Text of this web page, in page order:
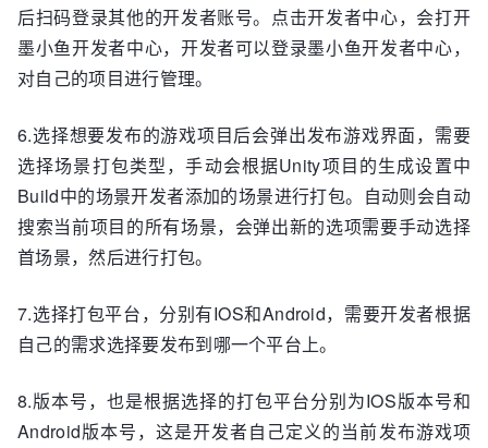
后扫码登录其他的开发者账号。点击开发者中心，会打开
墨小鱼开发者中心，开发者可以登录墨小鱼开发者中心，
对自己的项目进行管理。
6.选择想要发布的游戏项目后会弹出发布游戏界面，需要
选择场景打包类型，手动会根据Unity项目的生成设置中
Build中的场景开发者添加的场景进行打包。自动则会自动
搜索当前项目的所有场景，会弹出新的选项需要手动选择
首场景，然后进行打包。
7.选择打包平台，分别有IOS和Android，需要开发者根据
自己的需求选择要发布到哪一个平台上。
8.版本号，也是根据选择的打包平台分别为IOS版本号和
Android版本号，这是开发者自己定义的当前发布游戏项